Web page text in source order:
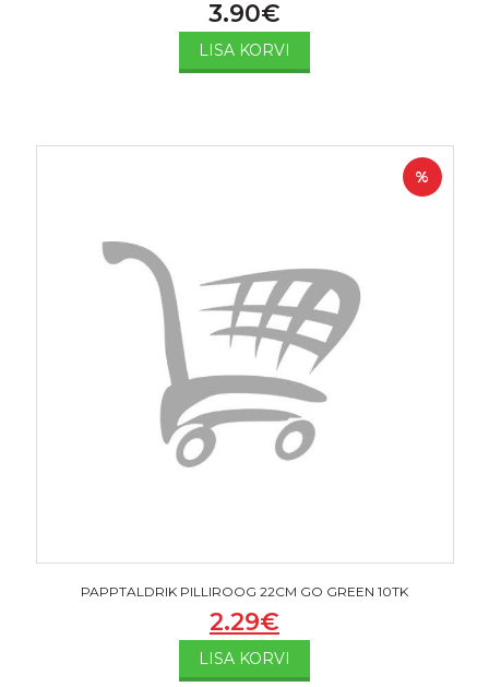
3.90€
LISA KORVI
%
PAPPTALDRIK PILLIROOG 22CM GO GREEN 10TK
2.29€
LISA KORVI